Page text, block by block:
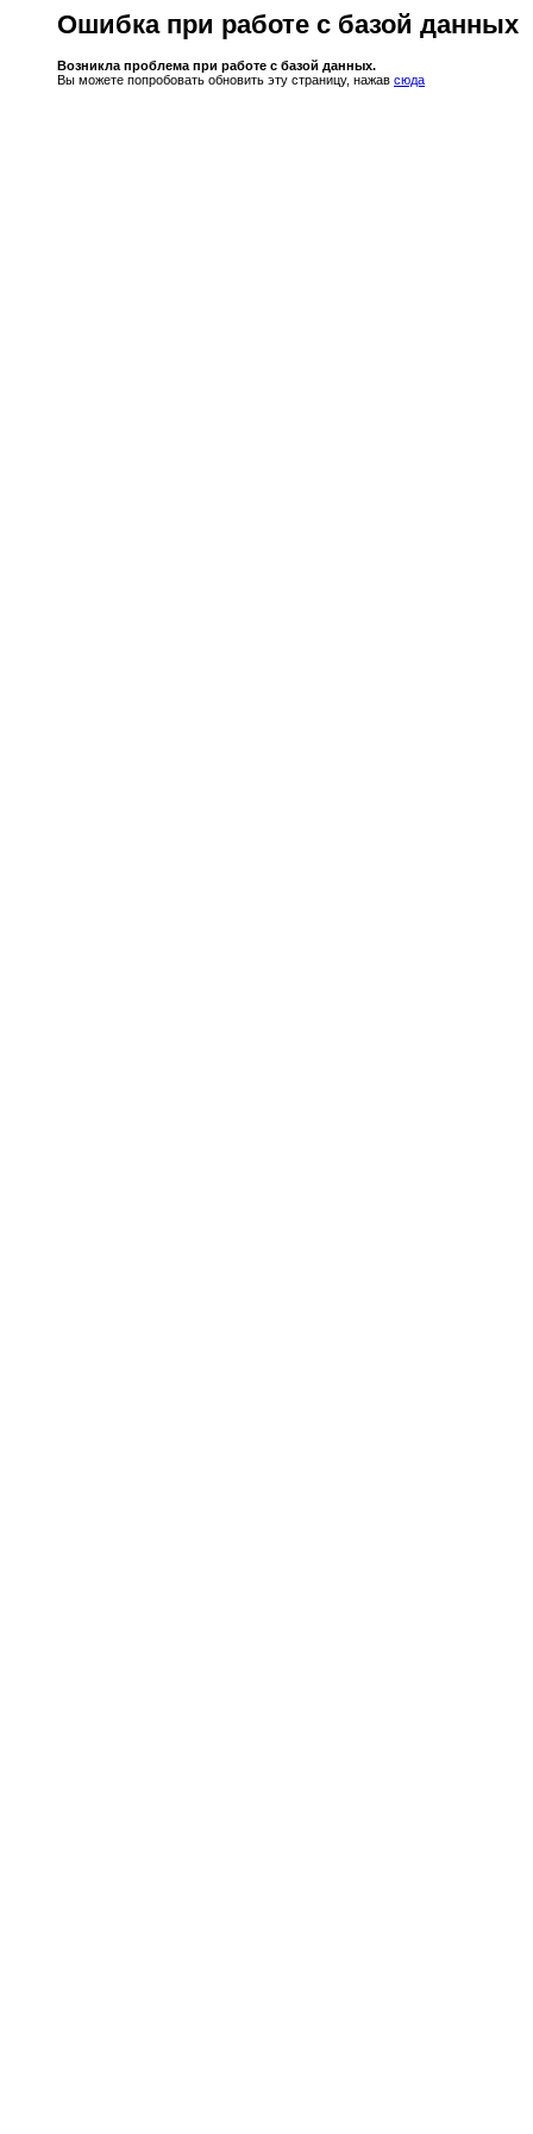
Ошибка при работе с базой данных
Возникла проблема при работе с базой данных.
Вы можете попробовать обновить эту страницу, нажав сюда